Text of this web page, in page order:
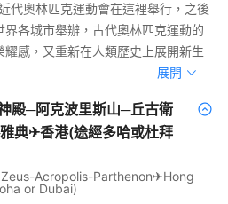
代奧林匹克運動會在這裡舉行，之後
界各城市舉辦，古代奧林匹克運動的
耀感，又重新在人類歷史上展開新生
展開
殿─阿克波里斯山─丘古衛
典✈香港(途經多哈或杜拜
Acropolis-Parthenon✈Hong
or Dubai)